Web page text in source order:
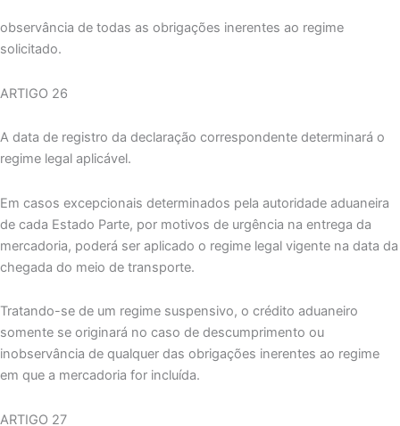
observância de todas as obrigações inerentes ao regime
solicitado.
ARTIGO 26
A data de registro da declaração correspondente determinará o
regime legal aplicável.
Em casos excepcionais determinados pela autoridade aduaneira
de cada Estado Parte, por motivos de urgência na entrega da
mercadoria, poderá ser aplicado o regime legal vigente na data da
chegada do meio de transporte.
Tratando-se de um regime suspensivo, o crédito aduaneiro
somente se originará no caso de descumprimento ou
inobservância de qualquer das obrigações inerentes ao regime
em que a mercadoria for incluída.
ARTIGO 27